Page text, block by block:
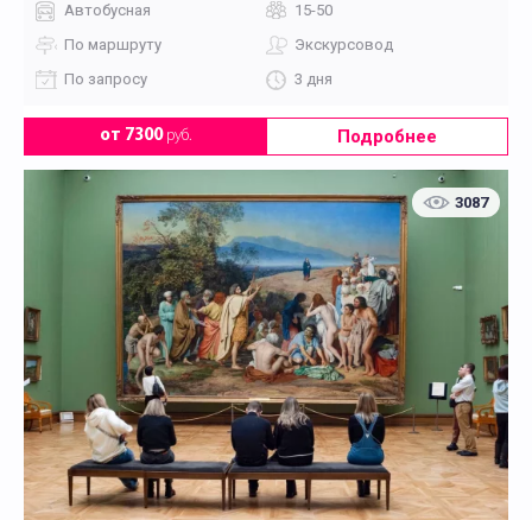
Автобусная
15-50
По маршруту
Экскурсовод
По запросу
3 дня
от 7300руб. Подробнее
3087